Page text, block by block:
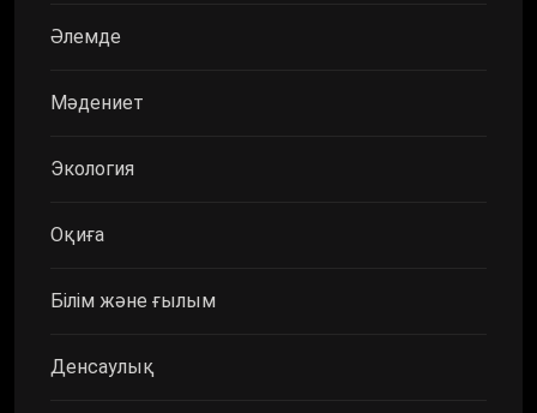
Әлемде
Мәдениет
Экология
Оқиға
Білім және ғылым
Денсаулық